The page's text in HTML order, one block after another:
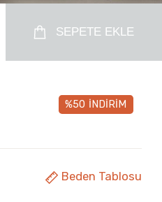
SEPETE EKLE
%50 İNDİRİM
Beden Tablosu